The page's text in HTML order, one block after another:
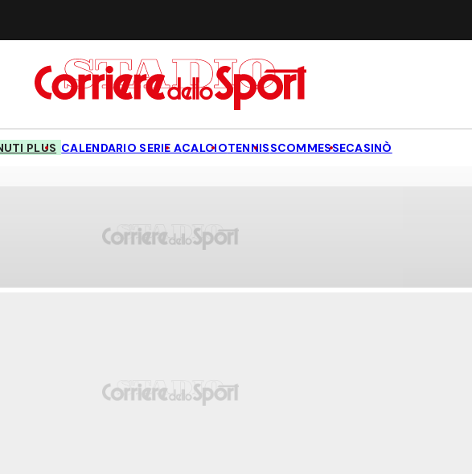
PLUS CALENDARIO SERIE ACALCIOTENNISSCOMMESSECASINÒ